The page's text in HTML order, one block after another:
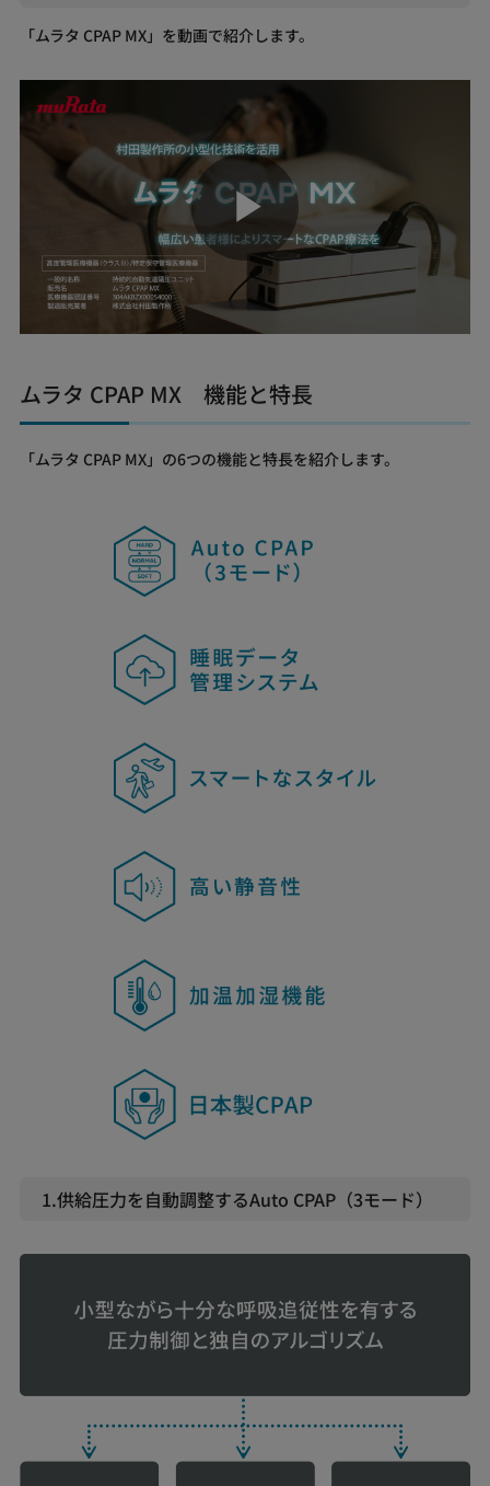
「ムラタ CPAP MX」を動画で紹介します。
Play
Video
ムラタ CPAP MX 機能と特長
「ムラタ CPAP MX」の6つの機能と特長を紹介します。
1.供給圧力を自動調整するAuto CPAP（3モード）